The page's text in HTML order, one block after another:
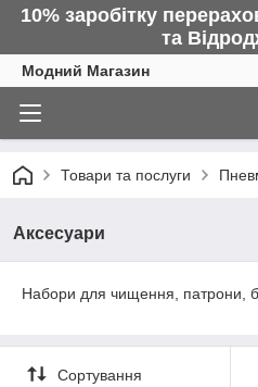
10% заробітку
та
Модний Магазин
Товари та послуги
Аксесуари
Набори для чищення, патрони,
Сортування